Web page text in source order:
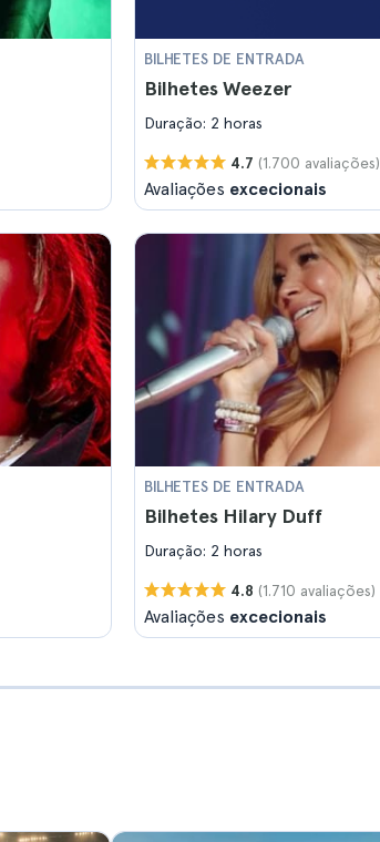
BILHETES DE ENTRADA
Bilhetes Weezer
Duração: 2 horas
4.7 (1.700 avaliações)
Avaliações excecionais
BILHETES DE ENTRADA
Bilhetes Hilary Duff
Duração: 2 horas
4.8 (1.710 avaliações)
Avaliações excecionais